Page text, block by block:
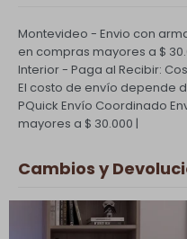
Montevideo - Envio con
en compras mayores a $
Interior - Paga al Recibir:
El costo de envío depende
PQuick Envío Coordinado
mayores a $ 30.000 |
Cambios y
Todas las compras
su cambio.